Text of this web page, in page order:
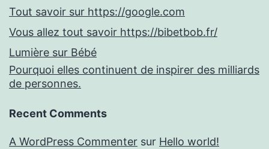
Tout savoir sur https://google.com
Vous allez tout savoir https://bibetbob.fr/
Lumière sur Bébé
Pourquoi elles continuent de inspirer des milliards
de personnes.
Recent Comments
A WordPress Commenter sur Hello world!